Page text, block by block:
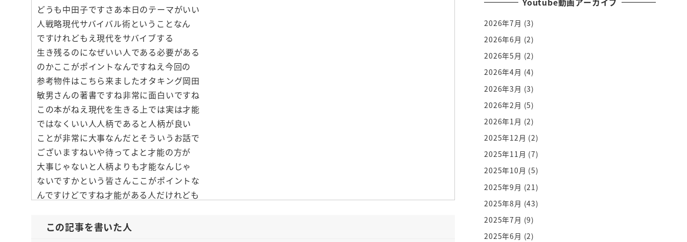
どうも中田子ですさあ本日のテーマがいい
人戦略現代サバイバル術ということなん
ですけれどもえ現代をサバイブする
生き残るのになぜいい人である必要がある
のかここがポイントなんですねえ今回の
参考物件はこちら来ましたオタキング岡田
敏男さんの著書ですね非常に面白いですね
この本がねえ現代を生きる上では実は才能
ではなくいい人人柄であると人柄が良い
ことが非常に大事なんだとそういうお話で
ございますねいや待ってよと才能の方が
大事じゃないと人柄よりも才能なんじゃ
ないですかという皆さんここがポイントな
んですけどですね才能がある人だけれども
すごいトラブルにあってしまったり
この記事を書いた人
2026年7月 (3)
2026年6月 (2)
2026年5月 (2)
2026年4月 (4)
2026年3月 (3)
2026年2月 (5)
2026年1月 (2)
2025年12月 (2)
2025年11月 (7)
2025年10月 (5)
2025年9月 (21)
2025年8月 (43)
2025年7月 (9)
2025年6月 (2)